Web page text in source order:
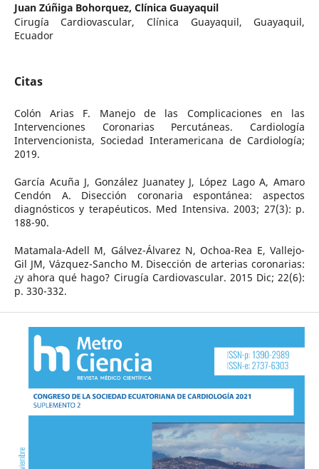
Juan Zúñiga Bohorquez, Clínica Guayaquil
Cirugía Cardiovascular, Clínica Guayaquil, Guayaquil,
Ecuador
Citas
Colón Arias F. Manejo de las Complicaciones en las
Intervenciones Coronarias Percutáneas. Cardiología
Intervencionista, Sociedad Interamericana de Cardiología;
2019.
García Acuña J, González Juanatey J, López Lago A, Amaro
Cendón A. Disección coronaria espontánea: aspectos
diagnósticos y terapéuticos. Med Intensiva. 2003; 27(3): p.
188-90.
Matamala-Adell M, Gálvez-Álvarez N, Ochoa-Rea E, Vallejo-
Gil JM, Vázquez-Sancho M. Disección de arterias coronarias:
¿y ahora qué hago? Cirugía Cardiovascular. 2015 Dic; 22(6):
p. 330-332.